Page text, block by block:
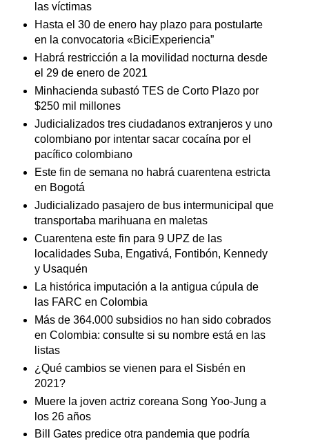
las víctimas
Hasta el 30 de enero hay plazo para postularte
en la convocatoria «BiciExperiencia”
Habrá restricción a la movilidad nocturna desde
el 29 de enero de 2021
Minhacienda subastó TES de Corto Plazo por
$250 mil millones
Judicializados tres ciudadanos extranjeros y uno
colombiano por intentar sacar cocaína por el
pacífico colombiano
Este fin de semana no habrá cuarentena estricta
en Bogotá
Judicializado pasajero de bus intermunicipal que
transportaba marihuana en maletas
Cuarentena este fin para 9 UPZ de las
localidades Suba, Engativá, Fontibón, Kennedy
y Usaquén
La histórica imputación a la antigua cúpula de
las FARC en Colombia
Más de 364.000 subsidios no han sido cobrados
en Colombia: consulte si su nombre está en las
listas
¿Qué cambios se vienen para el Sisbén en
2021?
Muere la joven actriz coreana Song Yoo-Jung a
los 26 años
Bill Gates predice otra pandemia que podría